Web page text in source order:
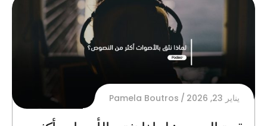
يناير 23, 2026 Pamela Boutros